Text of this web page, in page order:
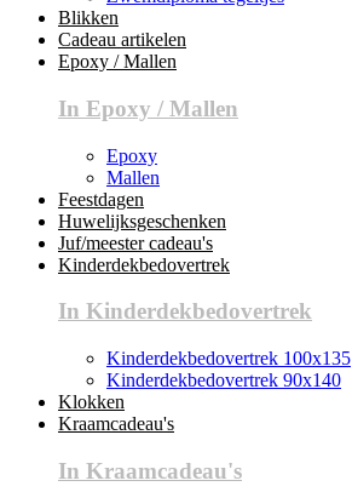
Blikken
Cadeau artikelen
Epoxy / Mallen
In Epoxy / Mallen
Epoxy
Mallen
Feestdagen
Huwelijksgeschenken
Juf/meester cadeau's
Kinderdekbedovertrek
In Kinderdekbedovertrek
Kinderdekbedovertrek 100x135
Kinderdekbedovertrek 90x140
Klokken
Kraamcadeau's
In Kraamcadeau's